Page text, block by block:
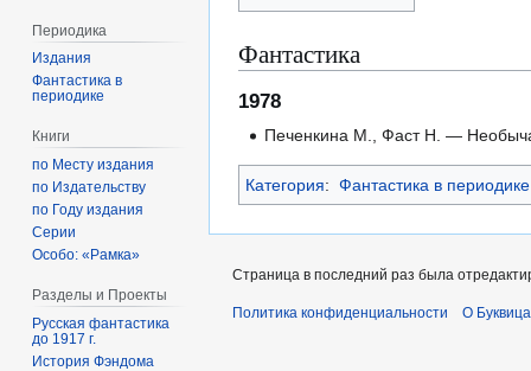
Фантастика
1978
Печенкина М., Фаст Н. —
Категория: Фантастика в периодике
Периодика
Издания
Фантастика в
периодике
Книги
по Месту издания
по Издательству
по Году издания
Серии
Особо: «Рамка»
Разделы и Проекты
Русская фантастика
до 1917 г.
История Фэндома
Страница в последний раз была
Политика конфиденциальности О Буквица